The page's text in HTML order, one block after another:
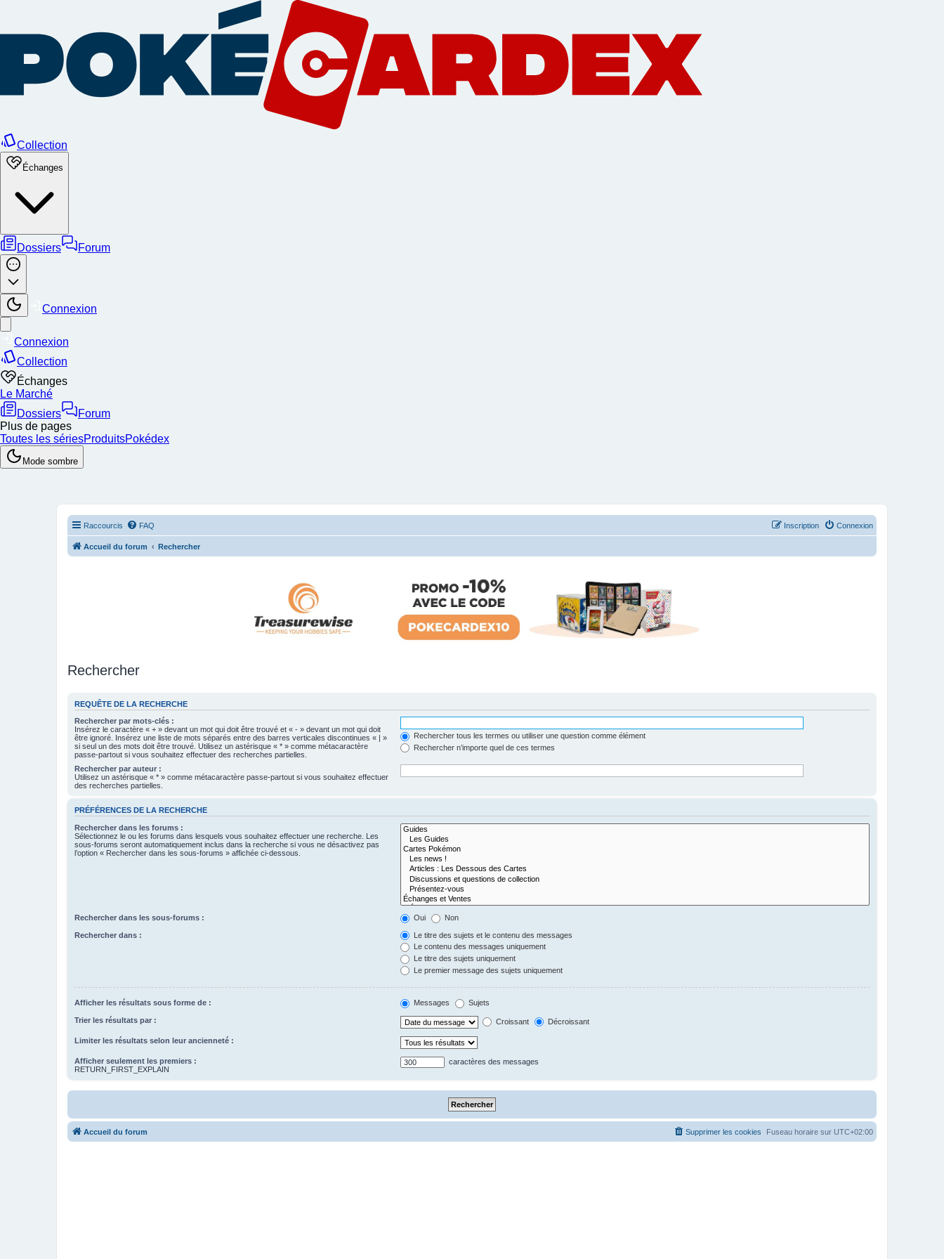
Raccourcis FAQ Connexion
Inscription
Accueil du forum Rechercher
Rechercher
REQUÊTE DE LA RECHERCHE
Rechercher par mots-clés :
Insérez le caractère « + » devant un mot qui doit être trouvé et « - » devant un mot qui doit
être ignoré. Insérez une liste de mots séparés entre des barres verticales discontinues « | »
si seul un des mots doit être trouvé. Utilisez un astérisque « * » comme métacaractère
passe-partout si vous souhaitez effectuer des recherches partielles.
Rechercher tous les termes ou utiliser une question comme élément
Rechercher n’importe quel de ces termes
Rechercher par auteur :
Utilisez un astérisque « * » comme métacaractère passe-partout si vous souhaitez effectuer
des recherches partielles.
PRÉFÉRENCES DE LA RECHERCHE
Rechercher dans les forums :
Sélectionnez le ou les forums dans lesquels vous souhaitez effectuer une recherche. Les
sous-forums seront automatiquement inclus dans la recherche si vous ne désactivez pas
l’option « Rechercher dans les sous-forums » affichée ci-dessous.
Rechercher dans les sous-forums : Oui Non
Rechercher dans :
Le titre des sujets et le contenu des messages
Le contenu des messages uniquement
Le titre des sujets uniquement
Le premier message des sujets uniquement
Afficher les résultats sous forme de : Messages Sujets
Trier les résultats par : Croissant Décroissant
Limiter les résultats selon leur ancienneté :
Afficher seulement les premiers :
RETURN_FIRST_EXPLAIN
caractères des messages
Accueil du forum Fuseau horaire sur UTC+02:00
Supprimer les cookies